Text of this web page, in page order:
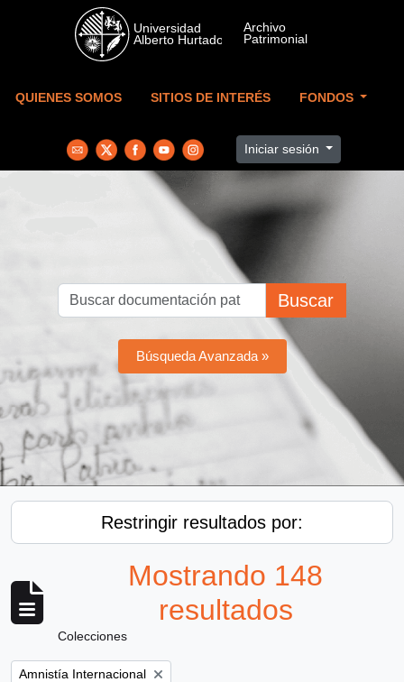
Skip to main content
QUIENES SOMOS SITIOS DE INTERÉS FONDOS
Iniciar sesión
Buscar
Búsqueda Avanzada »
Restringir resultados por:
Mostrando 148
resultados
Colecciones
Remove filter:
Amnistía Internacional